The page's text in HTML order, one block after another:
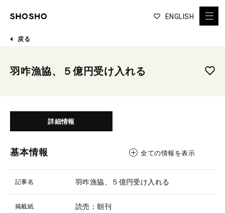
ENGLISH
戻る
羽咋漁協、５億円受け入れる
詳細情報
基本情報 全ての情報を表示
記事名 羽咋漁協、５億円受け入れる
掲載紙 読売：朝刊